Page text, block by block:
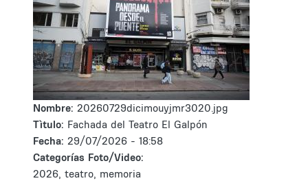
Nombre: 20260729dicimouyjmr3020.jpg
Tìtulo: Fachada del Teatro El Galpón
Fecha: 29/07/2026 - 18:58
Categorías Foto/Video:
2026, teatro, memoria